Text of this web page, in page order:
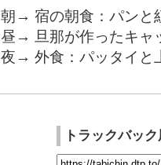
朝→ 宿の朝食：パンと
昼→ 旦那が作ったキャ
夜→ 外食：パッタイと
トラックバッ